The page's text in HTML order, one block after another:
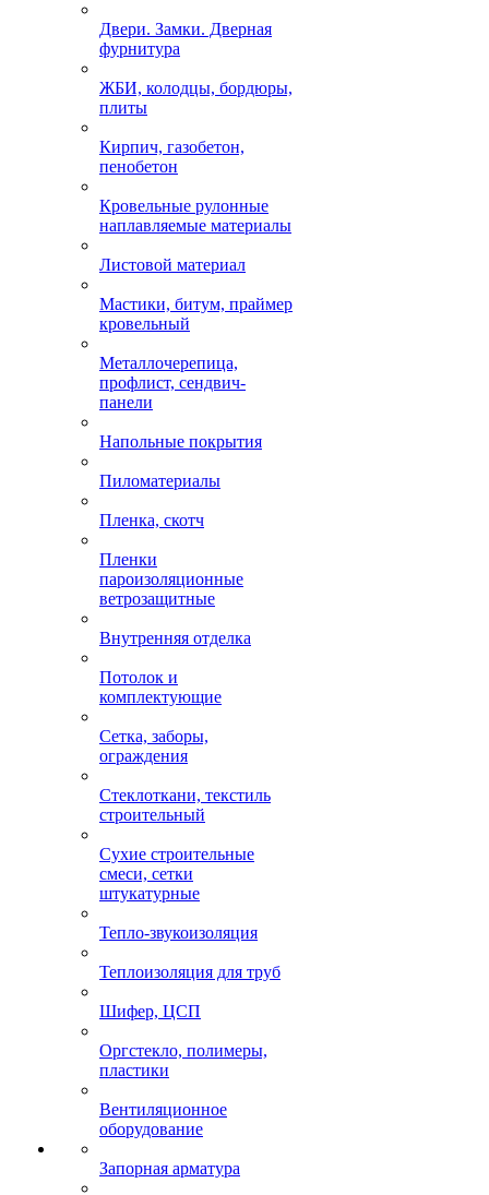
Двери. Замки. Дверная
фурнитура
ЖБИ, колодцы, бордюры,
плиты
Кирпич, газобетон,
пенобетон
Кровельные рулонные
наплавляемые материалы
Листовой материал
Мастики, битум, праймер
кровельный
Металлочерепица,
профлист, сендвич-
панели
Напольные покрытия
Пиломатериалы
Пленка, скотч
Пленки
пароизоляционные
ветрозащитные
Внутренняя отделка
Потолок и
комплектующие
Сетка, заборы,
ограждения
Стеклоткани, текстиль
строительный
Сухие строительные
смеси, сетки
штукатурные
Тепло-звукоизоляция
Теплоизоляция для труб
Шифер, ЦСП
Оргстекло, полимеры,
пластики
Вентиляционное
оборудование
Запорная арматура